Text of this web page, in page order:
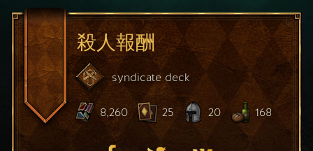
殺人報酬
syndicate deck
8,260 25 20 168